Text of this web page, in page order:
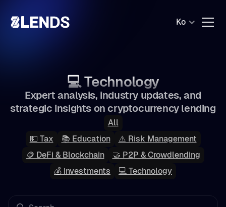
Ko
💻 Technology
Expert analysis, industry updates, and
strategic insights on cryptocurrency lending
All
💵 Tax
📚 Education
⚠️ Risk Management
🪙 DeFi & Blockchain
🤝 P2P & Crowdlending
💰 investments
💻 Technology